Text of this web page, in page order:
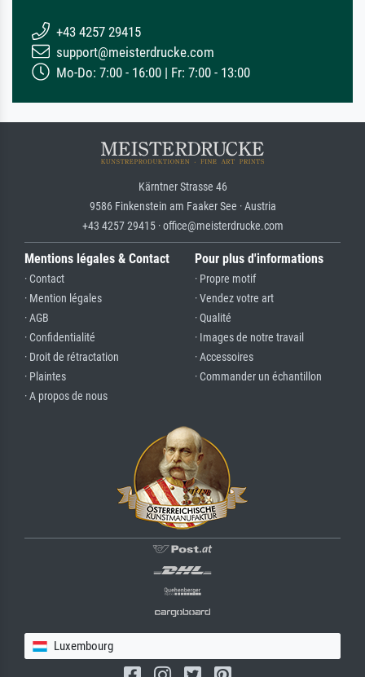
+43 4257 29415
support@meisterdrucke.com
Mo-Do: 7:00 - 16:00 | Fr: 7:00 - 13:00
Kärntner Strasse 46
9586 Finkenstein am Faaker See · Austria
+43 4257 29415 · office@meisterdrucke.com
Mentions légales & Contact
· Contact
· Mention légales
· AGB
· Confidentialité
· Droit de rétractation
· Plaintes
· A propos de nous
Pour plus d'informations
· Propre motif
· Vendez votre art
· Qualité
· Images de notre travail
· Accessoires
· Commander un échantillon
Luxembourg